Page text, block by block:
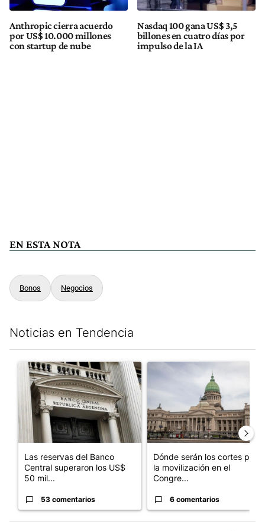
Anthropic cierra acuerdo
por US$ 10.000 millones
con startup de nube
Nasdaq 100 gana US$ 3,5
billones en cuatro días por
impulso de la IA
EN ESTA NOTA
Bonos Negocios
Noticias en Tendencia
Un artículo de tendencia con el título "Las reservas del Banco
Las reservas del Banco
Central superaron los US$
50 mil...
53 comentarios
Un artículo de tendencia
Dónde serán los cortes por
la movilización en el
Congre...
6 comentarios